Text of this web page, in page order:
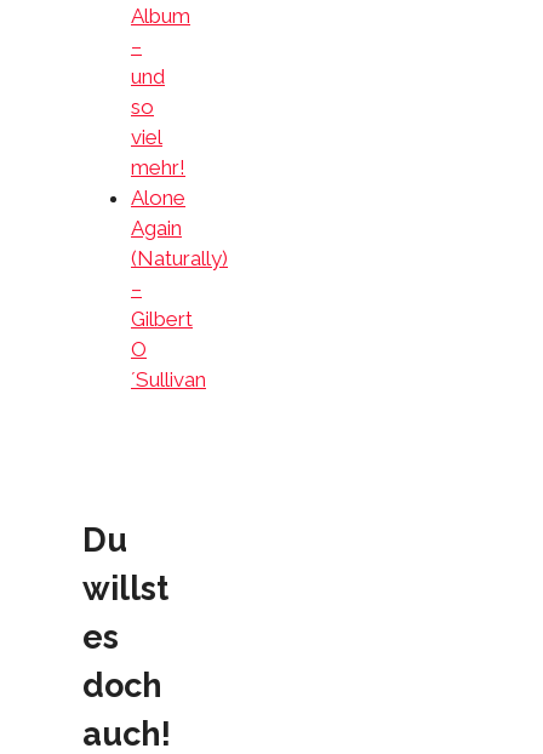
Album
–
und
so
viel
mehr!
Alone
Again
(Naturally)
–
Gilbert
O
´Sullivan
Du
willst
es
doch
auch!